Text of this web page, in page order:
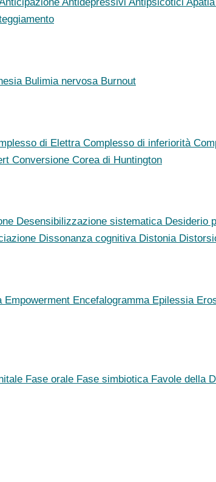
Bulimia nervosa Burnout
di Elettra Complesso di inferiorità
Conversione Corea di Huntington
Desensibilizzazione sistematica Desiderio
Dissonanza cognitiva Distonia
Empowerment Encefalogramma Epilessia
Fase orale Fase simbiotica Favole della